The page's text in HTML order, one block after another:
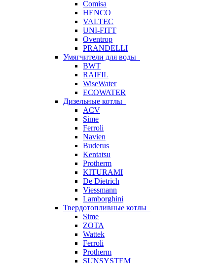
Comisa
HENCO
VALTEC
UNI-FITT
Oventrop
PRANDELLI
Умягчители для воды
BWT
RAIFIL
WiseWater
ECOWATER
Дизельные котлы
ACV
Sime
Ferroli
Navien
Buderus
Kentatsu
Protherm
KITURAMI
De Dietrich
Viessmann
Lamborghini
Твердотопливные котлы
Sime
ZOTA
Wattek
Ferroli
Protherm
SUNSYSTEM